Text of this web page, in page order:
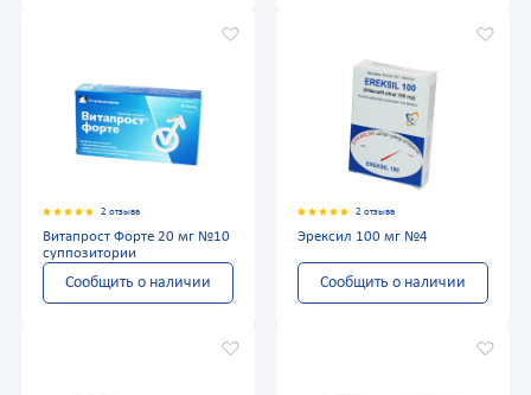
2 отзыва
Витапрост Форте 20 мг №10
суппозитории
Сообщить о наличии
2 отзыва
Эрексил 100 мг №4
Сообщить о наличии